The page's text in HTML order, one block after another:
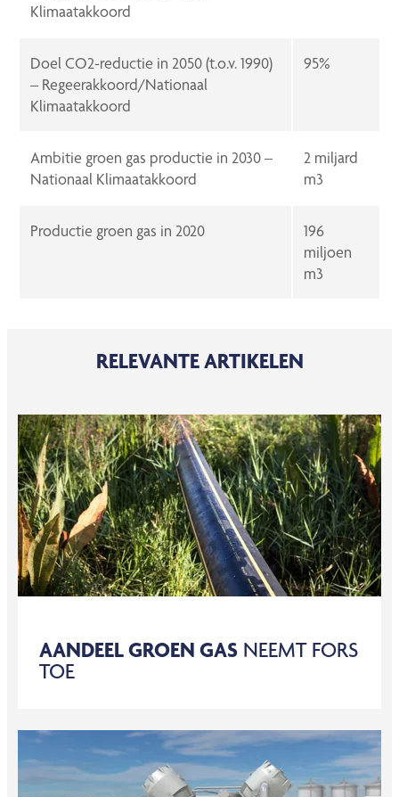
Klimaatakkoord
Doel CO2-reductie in 2050 (t.o.v. 1990)
– Regeerakkoord/Nationaal
Klimaatakkoord
95%
Ambitie groen gas productie in 2030 –
Nationaal Klimaatakkoord
2 miljard
m3
Productie groen gas in 2020
196
miljoen
m3
RELEVANTE ARTIKELEN
AANDEEL GROEN GAS NEEMT FORS
TOE